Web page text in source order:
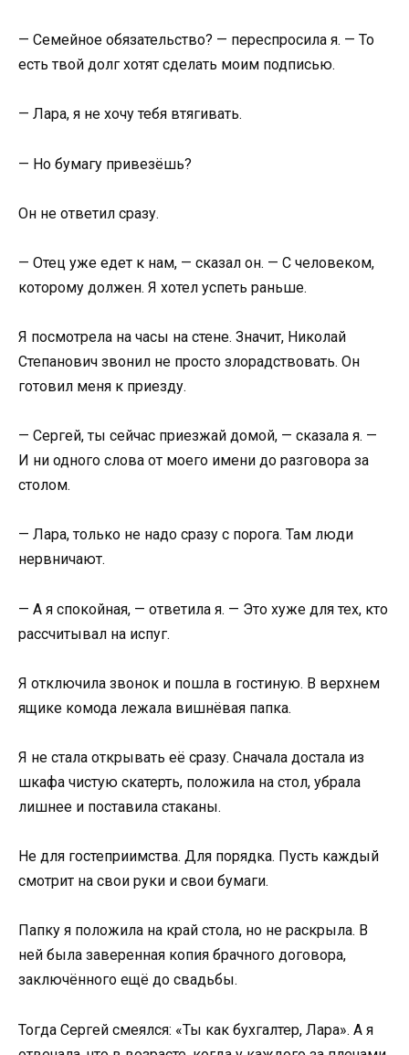
— Семейное обязательство? — переспросила я. — То
есть твой долг хотят сделать моим подписью.
— Лара, я не хочу тебя втягивать.
— Но бумагу привезёшь?
Он не ответил сразу.
— Отец уже едет к нам, — сказал он. — С человеком,
которому должен. Я хотел успеть раньше.
Я посмотрела на часы на стене. Значит, Николай
Степанович звонил не просто злорадствовать. Он
готовил меня к приезду.
— Сергей, ты сейчас приезжай домой, — сказала я. —
И ни одного слова от моего имени до разговора за
столом.
— Лара, только не надо сразу с порога. Там люди
нервничают.
— А я спокойная, — ответила я. — Это хуже для тех, кто
рассчитывал на испуг.
Я отключила звонок и пошла в гостиную. В верхнем
ящике комода лежала вишнёвая папка.
Я не стала открывать её сразу. Сначала достала из
шкафа чистую скатерть, положила на стол, убрала
лишнее и поставила стаканы.
Не для гостеприимства. Для порядка. Пусть каждый
смотрит на свои руки и свои бумаги.
Папку я положила на край стола, но не раскрыла. В
ней была заверенная копия брачного договора,
заключённого ещё до свадьбы.
Тогда Сергей смеялся: «Ты как бухгалтер, Лара». А я